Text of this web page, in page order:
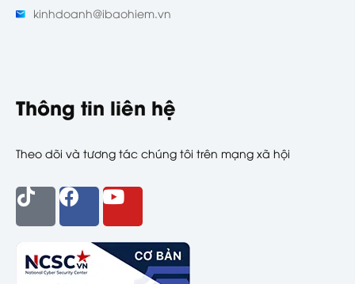
kinhdoanh@ibaohiem.vn
Thông tin liên hệ
Theo dõi và tương tác chúng tôi trên mạng xã hội